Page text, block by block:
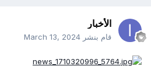
الأخبار
قام بنشر March 13, 2024